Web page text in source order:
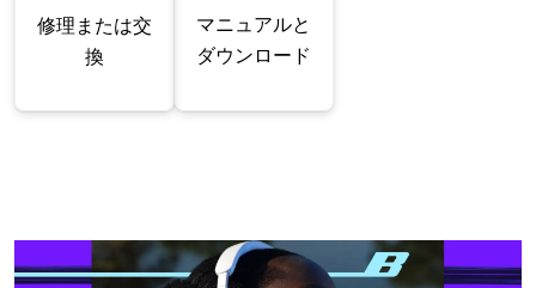
修理または交
換
マニュアルと
ダウンロード